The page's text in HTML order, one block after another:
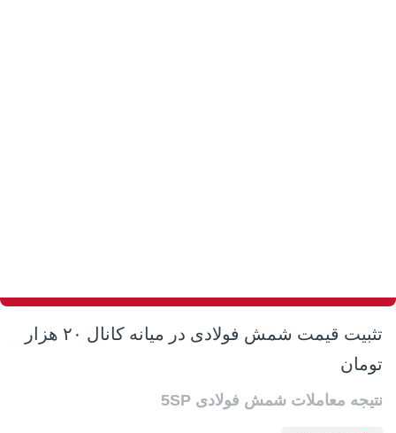
تثبیت قیمت شمش فولادی در میانه کانال ۲۰ هزار
تومان
نتیجه معاملات شمش فولادی 5SP